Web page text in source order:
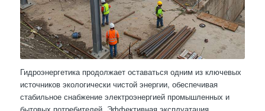
Гидроэнергетика продолжает оставаться одним из ключевых
источников экологически чистой энергии, обеспечивая
стабильное снабжение электроэнергией промышленных и